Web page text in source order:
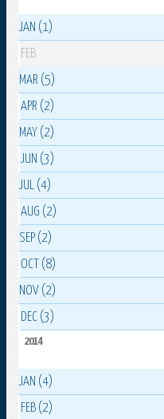
JAN (1)
FEB
MAR (5)
APR (2)
MAY (2)
JUN (3)
JUL (4)
AUG (2)
SEP (2)
OCT (8)
NOV (2)
DEC (3)
2014
JAN (4)
FEB (2)